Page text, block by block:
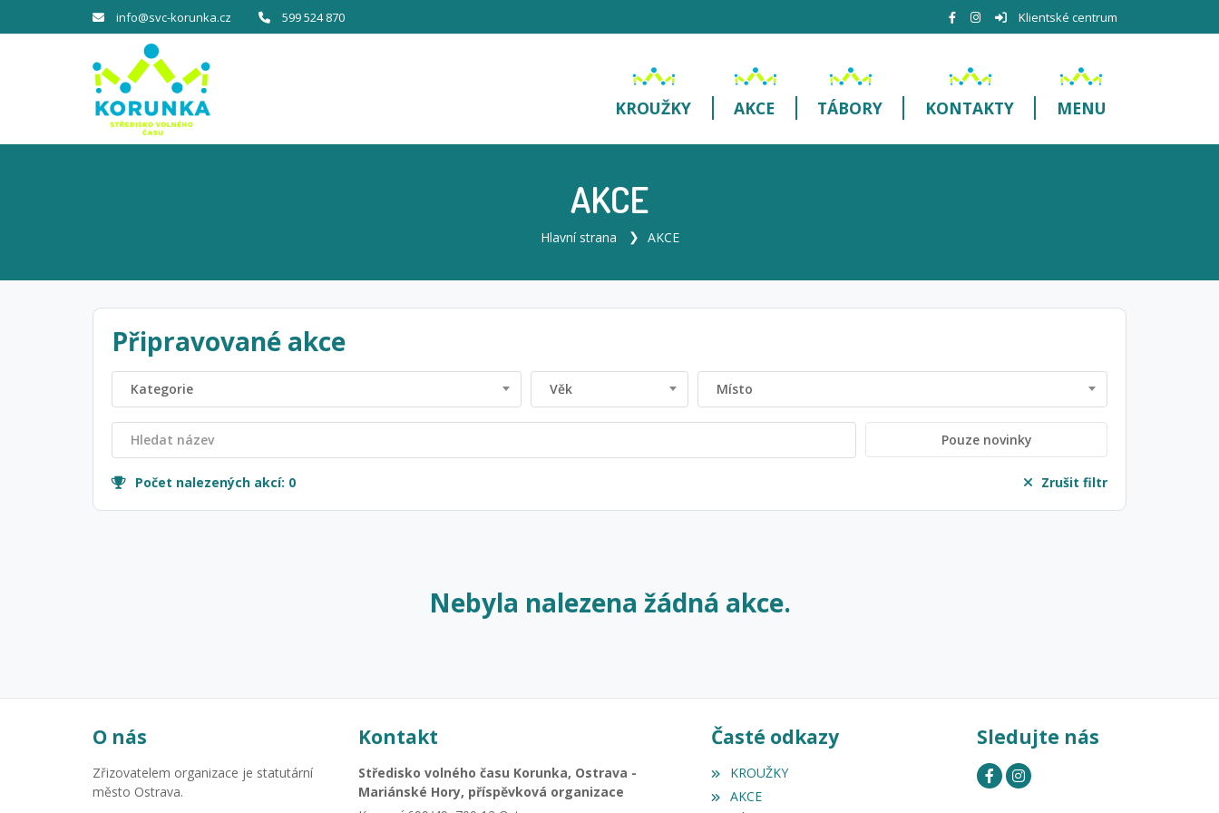
info@svc-korunka.cz 599 524 870 Klientské centrum
KROUŽKY AKCE TÁBORY KONTAKTY MENU
AKCE
Hlavní strana AKCE
Připravované akce
Kategorie Věk Místo
Pouze novinky
Počet nalezených akcí: 0 Zrušit filtr
Nebyla nalezena žádná akce.
O nás
Zřizovatelem organizace je statutární
město Ostrava.
Kontakt
Středisko volného času Korunka, Ostrava -
Mariánské Hory, příspěvková organizace
Časté odkazy
KROUŽKY
AKCE
Sledujte nás